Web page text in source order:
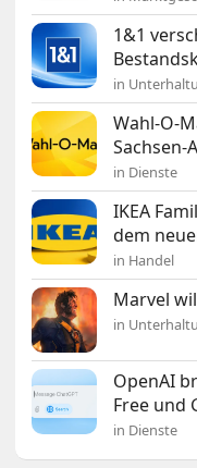
1&1
in
Wahl-O-
in Dienste
IKEA
dem
in Handel
Marvel
in
OpenAI
Free und
in Dienste